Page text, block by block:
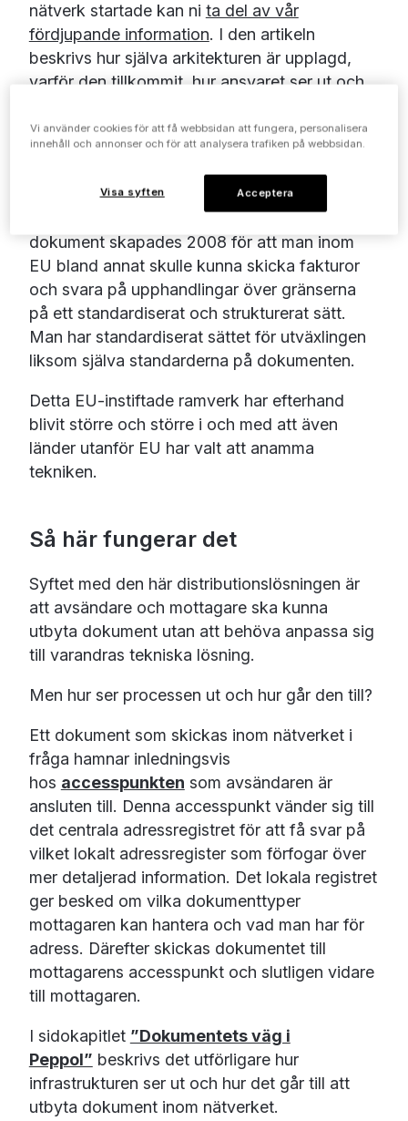
nätverk startade kan ni ta del av vår
fördjupande information. I den artikeln
beskrivs hur själva arkitekturen är upplagd,
varför den tillkommit, hur ansvaret ser ut och
Transportvägen i fråga för elektroniska
dokument skapades 2008 för att man inom
EU bland annat skulle kunna skicka fakturor
och svara på upphandlingar över gränserna
på ett standardiserat och strukturerat sätt.
Man har standardiserat sättet för utväxlingen
liksom själva standarderna på dokumenten.
Detta EU-instiftade ramverk har efterhand
blivit större och större i och med att även
länder utanför EU har valt att anamma
tekniken.
Så här fungerar det
Syftet med den här distributionslösningen är
att avsändare och mottagare ska kunna
utbyta dokument utan att behöva anpassa sig
till varandras tekniska lösning.
Men hur ser processen ut och hur går den till?
Ett dokument som skickas inom nätverket i
fråga hamnar inledningsvis
hos accesspunkten som avsändaren är
ansluten till. Denna accesspunkt vänder sig till
det centrala adressregistret för att få svar på
vilket lokalt adressregister som förfogar över
mer detaljerad information. Det lokala registret
ger besked om vilka dokumenttyper
mottagaren kan hantera och vad man har för
adress. Därefter skickas dokumentet till
mottagarens accesspunkt och slutligen vidare
till mottagaren.
I sidokapitlet ”Dokumentets väg i
Peppol” beskrivs det utförligare hur
infrastrukturen ser ut och hur det går till att
utbyta dokument inom nätverket.
Vi använder cookies för att få webbsidan att fungera, personalisera
innehåll och annonser och för att analysera trafiken på webbsidan.
Visa syften Acceptera